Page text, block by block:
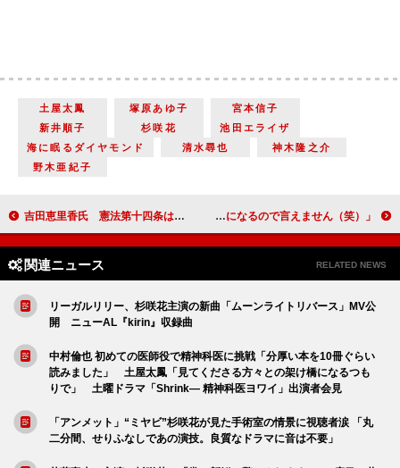
土屋太鳳 塚原あゆ子
宮本信子
新井順子
杉咲花
池田エライザ
海に眠るダイヤモンド
清水尋也
神木隆之介
野木亜紀子
吉田恵里香氏 憲法第十四条は「人間らしく生きるためのスタートライン」 「虎に翼」脚本家が作品に込めた思い（後編）【インタビュー】 「もっといろいろと言いたいけれど、ネタバレになるので言えません（笑）」北香那『あの人が消えた』【インタビュー】
関連ニュース RELATED NEWS
リーガルリリー、杉咲花主演の新曲「ムーンライトリバース」MV公
開 ニューAL『kirin』収録曲
中村倫也 初めての医師役で精神科医に挑戦「分厚い本を10冊ぐらい
読みました」 土屋太鳳「見てくださる方々との架け橋になるつも
りで」 土曜ドラマ「Shrink― 精神科医ヨワイ」出演者会見
「アンメット」“ミヤビ”杉咲花が見た手術室の情景に視聴者涙 「丸
二分間、せりふなしであの演技。良質なドラマに音は不要」